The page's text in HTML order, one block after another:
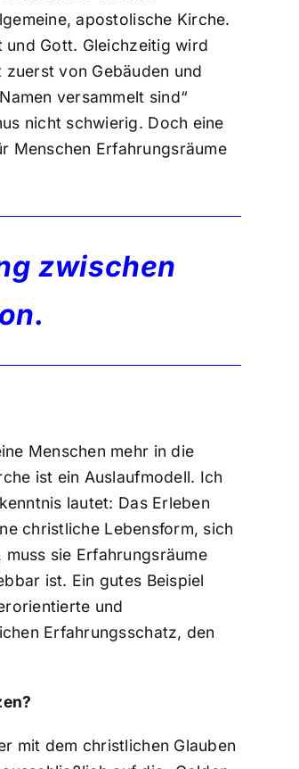
apostolische Kirche.
und Gott. Gleichzeitig wird
von Gebäuden und
versammelt sind“
nicht schwierig. Doch eine
Menschen Erfahrungsräume
zwischen
Menschen mehr in die
ist ein Auslaufmodell. Ich
lautet: Das Erleben
christliche Lebensform, sich
sie Erfahrungsräume
ist. Ein gutes Beispiel
und
Erfahrungsschatz, den
mit dem christlichen Glauben